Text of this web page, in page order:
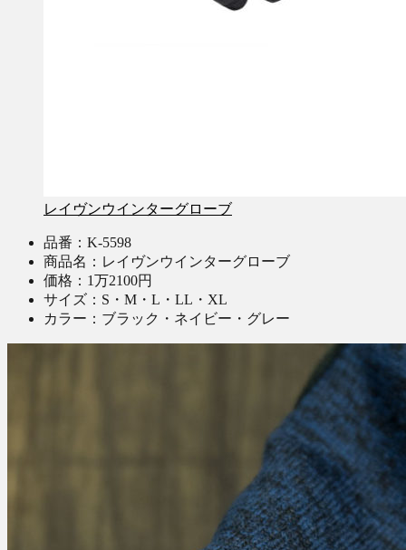
レイヴンウインターグローブ
品番：K-5598
商品名：レイヴンウインターグローブ
価格：1万2100円
サイズ：S・M・L・LL・XL
カラー：ブラック・ネイビー・グレー